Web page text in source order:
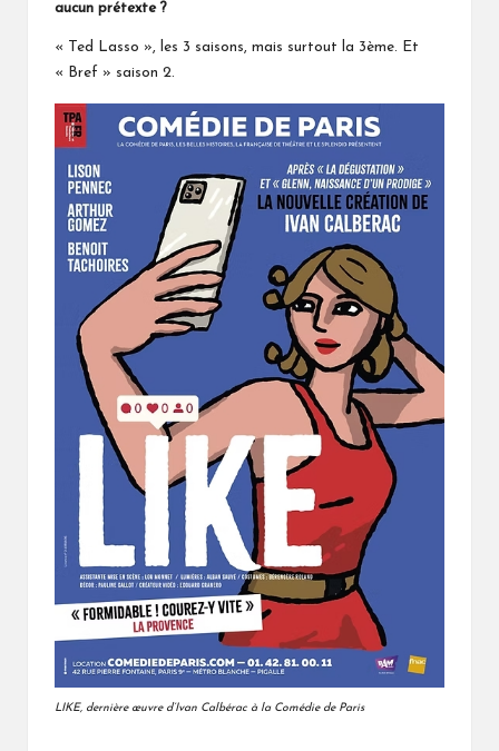
aucun prétexte ?
« Ted Lasso », les 3 saisons, mais surtout la 3ème. Et
« Bref » saison 2.
LIKE, dernière œuvre d’Ivan Calbérac à la Comédie de Paris